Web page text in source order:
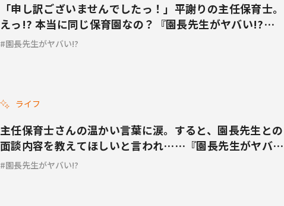
「申し訳ございませんでしたっ！」平謝りの主任保育士。
えっ!? 本当に同じ保育園なの？『園長先生がヤバい!?
Vol.9』
園長先生がヤバい!?
ライフ
主任保育士さんの温かい言葉に涙。すると、園長先生との
面談内容を教えてほしいと言われ……『園長先生がヤバ
い!? Vol.8』
園長先生がヤバい!?